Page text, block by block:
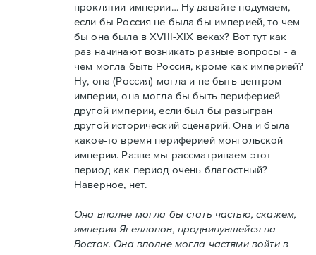
проклятии империи… Ну давайте подумаем,
если бы Россия не была бы империей, то чем
бы она была в XVIII-XIX веках? Вот тут как
раз начинают возникать разные вопросы - а
чем могла быть Россия, кроме как империей?
Ну, она (Россия) могла и не быть центром
империи, она могла бы быть периферией
другой империи, если был бы разыгран
другой исторический сценарий. Она и была
какое-то время периферией монгольской
империи. Разве мы рассматриваем этот
период как период очень благостный?
Наверное, нет.
Она вполне могла бы стать частью, скажем,
империи Ягеллонов, продвинувшейся на
Восток. Она вполне могла частями войти в